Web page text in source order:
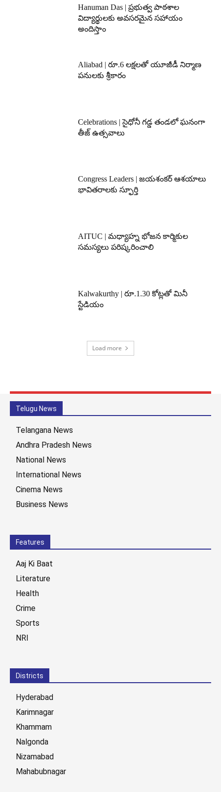
Hanuman Das | ప్రభుత్వ పాఠశాల
విద్యార్థులకు అవసరమైన సహాయం
అందిస్తాం
Aliabad | రూ.6 లక్షలతో యూజీడీ నిర్మాణ
పనులకు శ్రీకారం
Celebrations | సైధోనీ గడ్డ తండలో ఘనంగా
తీజ్ ఉత్సవాలు
Congress Leaders | జయశంకర్ ఆశయాలు
భావితరాలకు స్ఫూర్తి
AITUC | మధ్యాహ్న భోజన కార్మికుల
సమస్యలు పరిష్కరించాలి
Kalwakurthy | రూ.1.30 కోట్లతో మినీ
స్టేడియం
Load more
Telugu News
Telangana News
Andhra Pradesh News
National News
International News
Cinema News
Business News
Features
Aaj Ki Baat
Literature
Health
Crime
Sports
NRI
Districts
Hyderabad
Karimnagar
Khammam
Nalgonda
Nizamabad
Mahabubnagar